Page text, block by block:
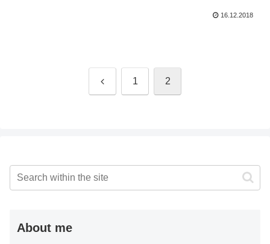
16.12.2018
Previous1 2
About me